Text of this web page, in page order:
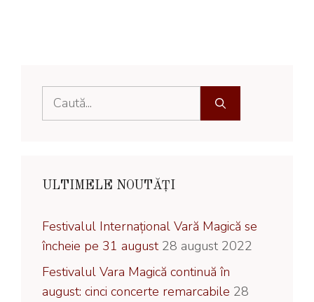
Caută
ULTIMELE NOUTĂȚI
Festivalul Internațional Vară Magică se
încheie pe 31 august 28 august 2022
Festivalul Vara Magică continuă în
august: cinci concerte remarcabile 28